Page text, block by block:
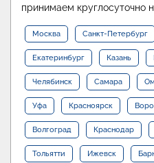
принимаем круглосуточно
Москва Санкт-Петербург
Екатеринбург Казань
Челябинск Самара
Уфа Красноярск
Волгоград Краснодар
Тольятти Ижевск